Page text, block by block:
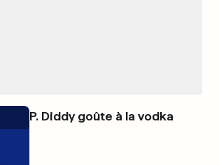
P. Diddy goûte à la vodka